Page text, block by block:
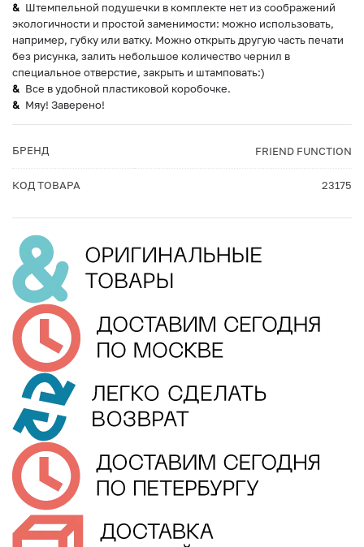
Штемпельной подушечки в комплекте нет из соображений
экологичности и простой заменимости: можно использовать,
например, губку или ватку. Можно открыть другую часть печати
без рисунка, залить небольшое количество чернил в
специальное отверстие, закрыть и штамповать:)
Все в удобной пластиковой коробочке.
Мяу! Заверено!
БРЕНД FRIEND FUNCTION
КОД ТОВАРА 23175